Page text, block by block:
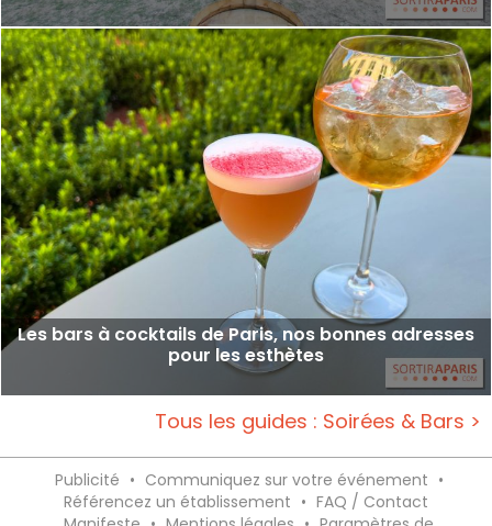
Les bars à cocktails de Paris, nos bonnes adresses
pour les esthètes
Tous les guides : Soirées & Bars >
Publicité • Communiquez sur votre événement •
Référencez un établissement • FAQ / Contact